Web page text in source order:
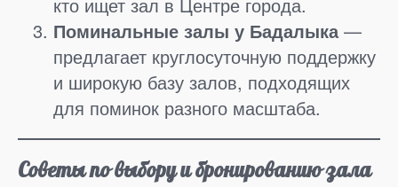
Поминальные залы у Бадалыка—
предлагает круглосуточную поддержку
и широкую базу залов, подходящих
для поминок разного масштаба.
Советы по выбору и бронированию зала